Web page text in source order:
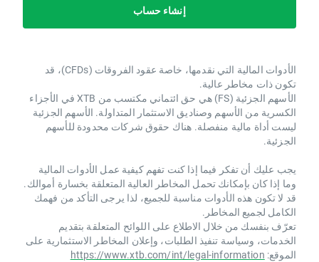
إنشاء حساب
الأدوات المالية التي نقدمها، خاصة عقود الفروقات (CFDs)، قد
تكون ذات مخاطر عالية.
الأسهم الجزئية (FS) هي حق ائتماني مكتسب من XTB ​​في الأجزاء
الكسرية من الأسهم وصناديق الاستثمار المتداولة. الأسهم الجزئية
ليست أداة مالية منفصلة. هناك حقوق شركات محدودة للأسهم
الجزئية.
يجب عليك أن تفكر فيما إذا كنت تفهم كيفية عمل الأدوات المالية
وما إذا كان بإمكانك تحمل المخاطر العالية المتعلقة بخسارة أموالك.
قد لا تكون هذه الأدوات مناسبة للجميع، لذا يرجى التأكد من فهمك
الكامل لجميع المخاطر.
تعرّف بنفسك من خلال الاطلاع على اللوائح المتعلقة بتقديم
الخدمات، وسياسة تنفيذ الطلبات، وإعلان المخاطر الاستثمارية على
الموقع: https://www.xtb.com/int/legal-information